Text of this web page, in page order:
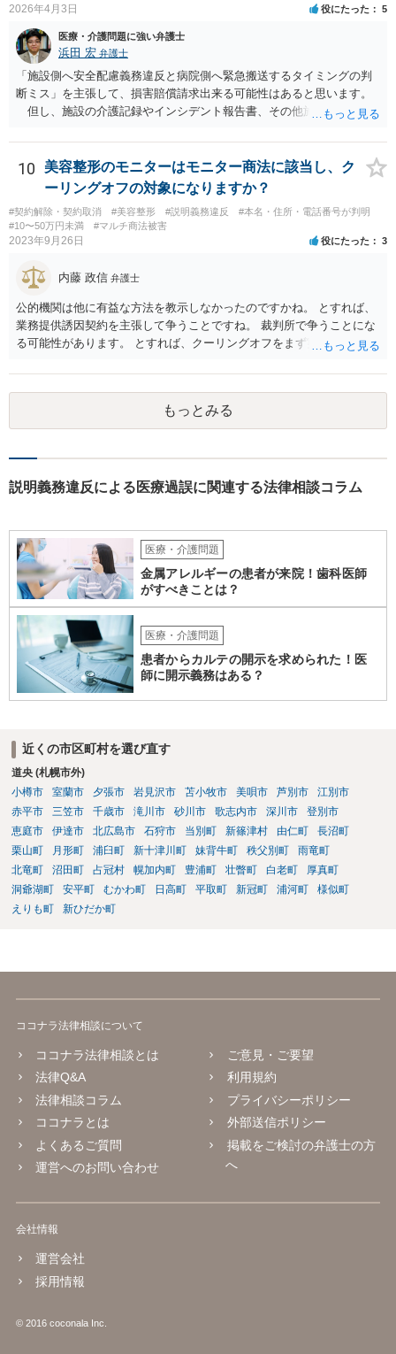
2026年4月3日 役にたった 5
医療・介護問題に強い弁護士
浜田 宏 弁護士
「施設側へ安全配慮義務違反と病院側へ緊急搬送するタイミングの判
断ミス」を主張して、損害賠償請求出来る可能性はあると思います。
但し、施設の介護記録やインシデント報告書、その他施設内で作成
れているのであれば消防の記録等を調査してみなければ、裁判で勝て
る可能性があるかどうかまでは判断できません。これはどの介護事
故・医療事故でも同様です。 一度弁護士にご相談の上、まずは調査
事件として依頼された方が良いと思います。
10
美容整形のモニターはモニター商法に該当し、ク
ーリングオフの対象になりますか？
#契約解除・契約取消 #美容整形 #説明義務違反
#本名・住所・電話番号が判明
#10〜50万円未満
#マルチ商法被害
2023年9月26日 役にたった 3
内藤 政信 弁護士
公的機関は他に有益な方法を教示しなかったのですかね。 とすれば、
業務提供誘因契約を主張して争うことですね。 裁判所で争うことにな
る可能性があります。 とすれば、クーリングオフをまず実行すること
もっとみる
説明義務違反による医療過誤に関連する法律相談コラム
医療・介護問題
金属アレルギーの患者が来院！歯科医師
がすべきことは？
医療・介護問題
患者からカルテの開示を求められた！医
師に開示義務はある？
近くの市区町村を選び直す
道央 (札幌市外)
小樽市
室蘭市 夕張市 岩見沢市 苫小牧市 美唄市 芦別市
江別市
赤平市
三笠市 千歳市 滝川市 砂川市 歌志内市 深川市
登別市
恵庭市
伊達市 北広島市 石狩市 当別町 新篠津村 由仁町
長沼町
栗山町
月形町 浦臼町 新十津川町 妹背牛町 秩父別町
雨竜町
北竜町
沼田町 占冠村 幌加内町 豊浦町 壮瞥町 白老町
厚真町
洞爺湖町
安平町 むかわ町 日高町 平取町 新冠町 浦河町
様似町
えりも町
新ひだか町
ココナラ法律相談について
ココナラ法律相談とは
法律Q&A
法律相談コラム
ココナラとは
よくあるご質問
運営へのお問い合わせ
ご意見・ご要望
利用規約
プライバシーポリシー
外部送信ポリシー
掲載をご検討の弁護士の方
へ
会社情報
運営会社
採用情報
© 2016 coconala Inc.